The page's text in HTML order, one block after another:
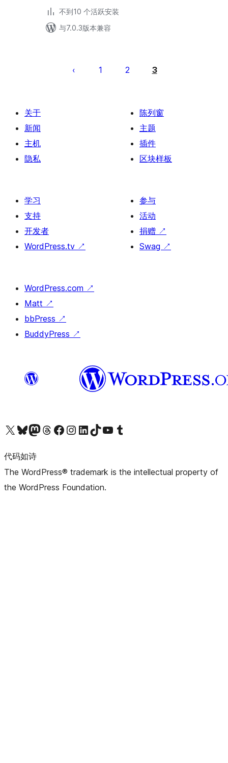
不到10 个活跃安装
与7.0.3版本兼容
1 2 3
关于
新闻
主机
隐私
陈列窗
主题
插件
区块样板
学习
支持
开发者
WordPress.tv ↗
参与
活动
捐赠 ↗
Swag ↗
WordPress.com ↗
Matt ↗
bbPress ↗
BuddyPress ↗
关注我们的 X（原 Twitter）账号访问我们的 Bluesky 账号关注我们的 Mastodon 账号访问我们的 Threads 账号 访问我们的 Facebook 公共主页关注我们的 Instagram 账号 关注我们的 LinkedIn 主页访问我们的 TikTok 账号访问我们的 YouTube 频道 访问我们的 Tumblr 账号
代码如诗
The WordPress® trademark is the intellectual property of
the WordPress Foundation.